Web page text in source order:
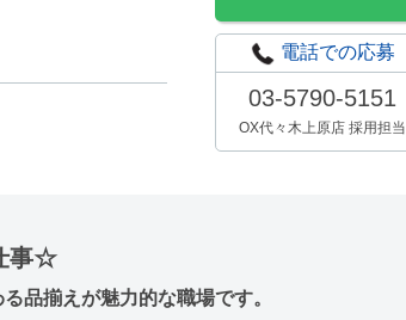
電話での応募
03-5790-5151
OX代々木上原店 採用担当
事☆
品揃えが魅力的な職場です。